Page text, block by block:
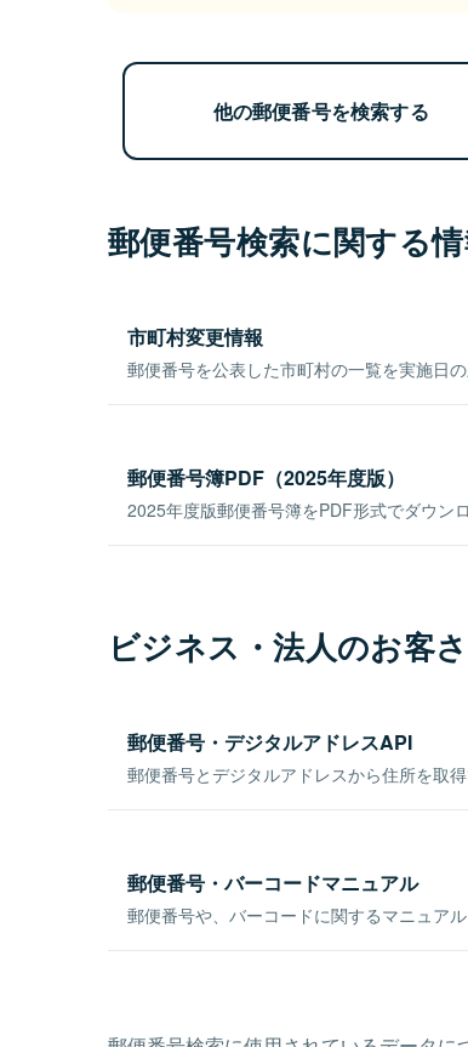
他の郵便番号を検索する
郵便番号検索に関する
市町村変更情報
郵便番号を公表した市町村の一覧を実施日
郵便番号簿PDF（2025年度版）
2025年度版郵便番号簿をPDF形式でダウン
ビジネス・法人のお客
郵便番号・デジタルアドレスAPI
郵便番号とデジタルアドレスから住所を取得
郵便番号・バーコードマニュアル
郵便番号や、バーコードに関するマニュアル